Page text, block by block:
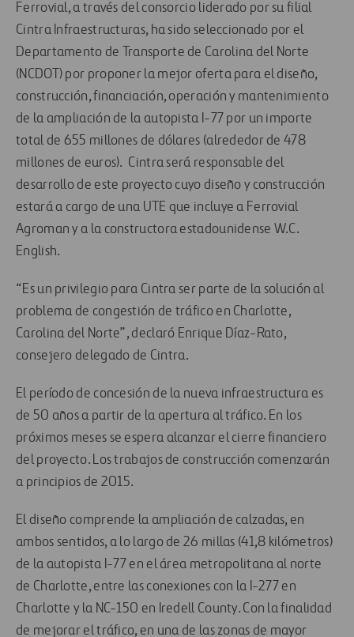
Ferrovial, a través del consorcio liderado por su filial
Cintra Infraestructuras, ha sido seleccionado por el
Departamento de Transporte de Carolina del Norte
(NCDOT) por proponer la mejor oferta para el diseño,
construcción, financiación, operación y mantenimiento
de la ampliación de la autopista I-77 por un importe
total de 655 millones de dólares (alrededor de 478
millones de euros). Cintra será responsable del
desarrollo de este proyecto cuyo diseño y construcción
estará a cargo de una UTE que incluye a Ferrovial
Agroman y a la constructora estadounidense W.C.
English.
“Es un privilegio para Cintra ser parte de la solución al
problema de congestión de tráfico en Charlotte,
Carolina del Norte”, declaró Enrique Díaz-Rato,
consejero delegado de Cintra.
El período de concesión de la nueva infraestructura es
de 50 años a partir de la apertura al tráfico. En los
próximos meses se espera alcanzar el cierre financiero
del proyecto. Los trabajos de construcción comenzarán
a principios de 2015.
El diseño comprende la ampliación de calzadas, en
ambos sentidos, a lo largo de 26 millas (41,8 kilómetros)
de la autopista I-77 en el área metropolitana al norte
de Charlotte, entre las conexiones con la I-277 en
Charlotte y la NC-150 en Iredell County. Con la finalidad
de mejorar el tráfico, en una de las zonas de mayor